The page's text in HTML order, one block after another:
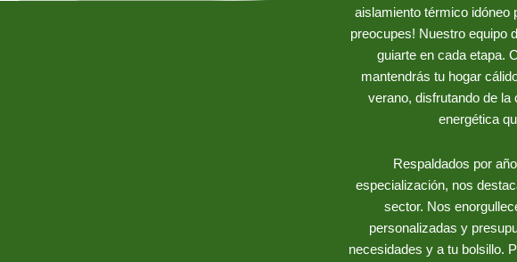
aislamiento térmico idóneo
preocupes! Nuestro equipo
guiarte en cada etapa.
mantendrás tu hogar
verano, disfrutando de
energética
Respaldados por
especialización, nos
sector. Nos
personalizadas y
necesidades y a tu bolsillo.